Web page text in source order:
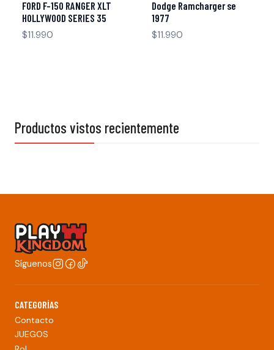
FORD F-150 RANGER XLT
HOLLYWOOD SERIES 35
$11.990
Dodge Ramcharger se
1977
$11.990
Productos vistos recientemente
Síguenos
CATEGORÍAS
Contacto
JUEGOS